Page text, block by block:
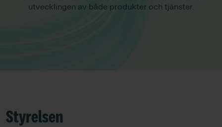
utvecklingen av både produkter och tjänster.
Styrelsen